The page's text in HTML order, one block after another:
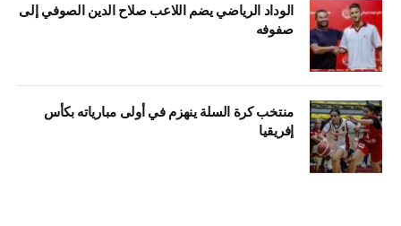
الوداد الرياضي يضم اللاعب صلاح الدين الصوفي إلى
صفوفه
منتخب كرة السلة ينهزم في أولى مبارياته بكأس
إفريقيا